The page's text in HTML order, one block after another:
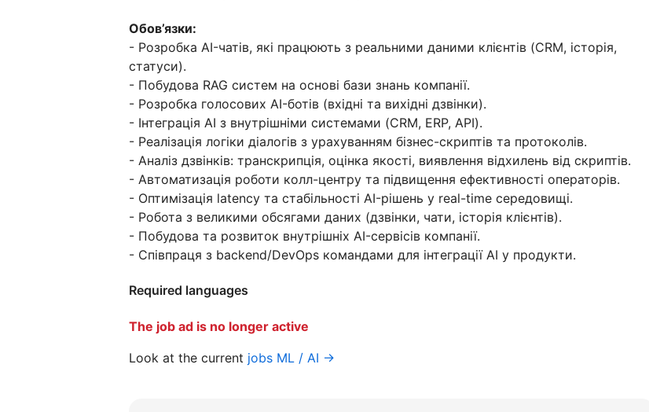
Обов’язки:
- Розробка AI-чатів, які працюють з реальними даними клієнтів (CRM, історія,
статуси).
- Побудова RAG систем на основі бази знань компанії.
- Розробка голосових AI-ботів (вхідні та вихідні дзвінки).
- Інтеграція AI з внутрішніми системами (CRM, ERP, API).
- Реалізація логіки діалогів з урахуванням бізнес-скриптів та протоколів.
- Аналіз дзвінків: транскрипція, оцінка якості, виявлення відхилень від скриптів.
- Автоматизація роботи колл-центру та підвищення ефективності операторів.
- Оптимізація latency та стабільності AI-рішень у real-time середовищі.
- Робота з великими обсягами даних (дзвінки, чати, історія клієнтів).
- Побудова та розвиток внутрішніх AI-сервісів компанії.
- Співпраця з backend/DevOps командами для інтеграції AI у продукти.
Required languages
The job ad is no longer active
Look at the current jobs ML / AI →